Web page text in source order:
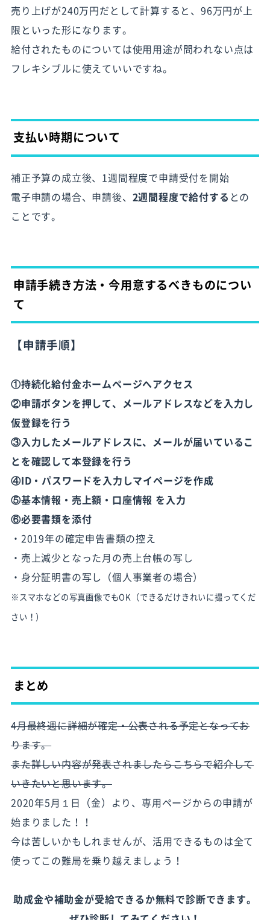
売り上げが240万円だとして計算すると、96万円が上
限といった形になります。
給付されたものについては使用用途が問われない点は
フレキシブルに使えていいですね。
支払い時期について
補正予算の成立後、1週間程度で申請受付を開始
電子申請の場合、申請後、 2週間程度で給付する との
ことです。
申請手続き方法・今用意するべきものについ
て
【申請手順】
①持続化給付金ホームページへアクセス
②申請ボタンを押して、メールアドレスなどを入力し
仮登録を行う
③入力したメールアドレスに、メールが届いているこ
とを確認して本登録を行う
④ID・パスワードを入力しマイページを作成
⑤基本情報・売上額・口座情報 を入力
⑥必要書類を添付
・2019年の確定申告書類の控え
・売上減少となった月の売上台帳の写し
・身分証明書の写し（個人事業者の場合）
※スマホなどの写真画像でもOK（できるだけきれいに撮ってくだ
さい！）
まとめ
4月最終週に詳細が確定・公表される予定となってお
ります。
また詳しい内容が発表されましたらこちらで紹介して
いきたいと思います。
2020年5月１日（金）より、 専用ページからの申請が
始まりました！！
今は苦しいかもしれませんが、活用できるものは全て
使ってこの難局を乗り越えましょう！
助成金や補助金が受給できるか無料で診断できます。